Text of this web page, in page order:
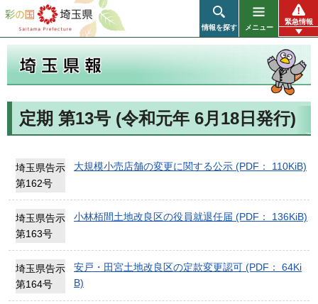
彩の国 埼玉県
情報を探す メニュー
緊急情報
定期 第13号 (令和元年 6月18日発行)
埼玉県告示
第162号
大規模小売店舗の変更に関する公示 (PDF： 110KiB)
埼玉県告示
第163号
小林栢間土地改良区の役員就退任届 (PDF： 136KiB)
埼玉県告示
第164号
安戸・田宮土地改良区の定款変更認可 (PDF： 64Ki
B)